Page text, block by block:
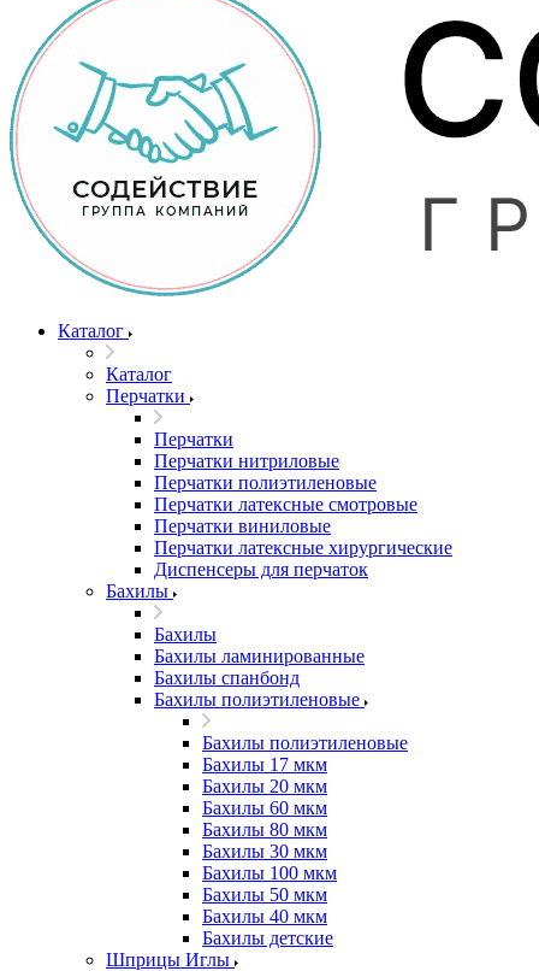
Каталог
Каталог
Перчатки
Перчатки
Перчатки нитриловые
Перчатки полиэтиленовые
Перчатки латексные смотровые
Перчатки виниловые
Перчатки латексные хирургические
Диспенсеры для перчаток
Бахилы
Бахилы
Бахилы ламинированные
Бахилы спанбонд
Бахилы полиэтиленовые
Бахилы полиэтиленовые
Бахилы 17 мкм
Бахилы 20 мкм
Бахилы 60 мкм
Бахилы 80 мкм
Бахилы 30 мкм
Бахилы 100 мкм
Бахилы 50 мкм
Бахилы 40 мкм
Бахилы детские
Шприцы Иглы